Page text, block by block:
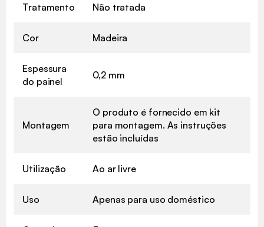
Tratamento Não tratada
Cor Madeira
Espessura
do painel
0,2 mm
Montagem
O produto é fornecido em kit
para montagem. As instruções
estão incluídas
Utilização Ao ar livre
Uso Apenas para uso doméstico